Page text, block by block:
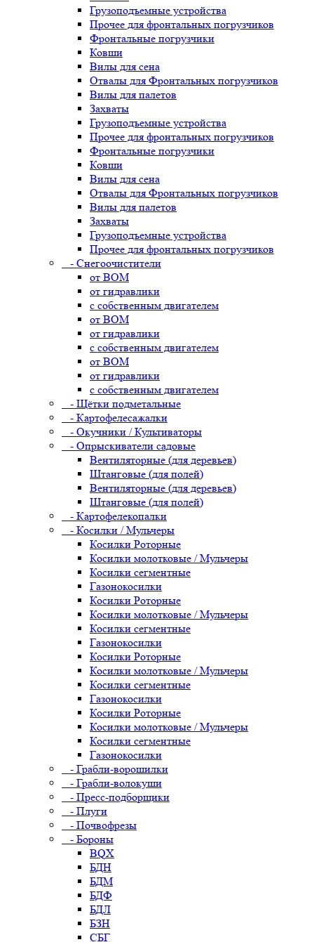
Грузоподъемные устройства
Прочее для фронтальных погрузчиков
Фронтальные погрузчики
Ковши
Вилы для сена
Отвалы для Фронтальных погрузчиков
Вилы для палетов
Захваты
Грузоподъемные устройства
Прочее для фронтальных погрузчиков
Фронтальные погрузчики
Ковши
Вилы для сена
Отвалы для Фронтальных погрузчиков
Вилы для палетов
Захваты
Грузоподъемные устройства
Прочее для фронтальных погрузчиков
- Снегоочистители
от ВОМ
от гидравлики
с собственным двигателем
от ВОМ
от гидравлики
с собственным двигателем
от ВОМ
от гидравлики
с собственным двигателем
- Щётки подметальные
- Картофелесажалки
- Окучники / Культиваторы
- Опрыскиватели садовые
Вентиляторные (для деревьев)
Штанговые (для полей)
Вентиляторные (для деревьев)
Штанговые (для полей)
- Картофелекопалки
- Косилки / Мульчеры
Косилки Роторные
Косилки молотковые / Мульчеры
Косилки сегментные
Газонокосилки
Косилки Роторные
Косилки молотковые / Мульчеры
Косилки сегментные
Газонокосилки
Косилки Роторные
Косилки молотковые / Мульчеры
Косилки сегментные
Газонокосилки
Косилки Роторные
Косилки молотковые / Мульчеры
Косилки сегментные
Газонокосилки
- Грабли-ворошилки
- Грабли-волокуши
- Пресс-подборщики
- Плуги
- Почвофрезы
- Бороны
BQX
БДН
БДМ
БДФ
БДЛ
БЗН
СБГ